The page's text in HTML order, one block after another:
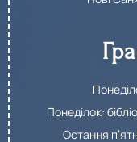
Понеділок:
Остання